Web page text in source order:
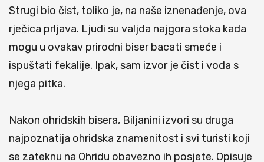
Strugi bio čist, toliko je, na naše iznenađenje, ova
rječica prljava. Ljudi su valjda najgora stoka kada
mogu u ovakav prirodni biser bacati smeće i
ispuštati fekalije. Ipak, sam izvor je čist i voda s
njega pitka.
Nakon ohridskih bisera, Biljanini izvori su druga
najpoznatija ohridska znamenitost i svi turisti koji
se zateknu na Ohridu obavezno ih posjete. Opisuje